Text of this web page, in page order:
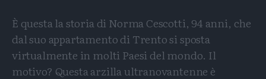
È questa la storia di Norma Cescotti, 94 anni, che
dal suo appartamento di Trento si sposta
virtualmente in molti Paesi del mondo. Il
motivo? Questa arzilla ultranovantenne è